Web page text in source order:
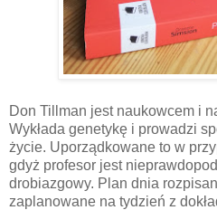
Don Tillman jest naukowcem i
Wykłada genetykę i prowadzi
życie. Uporządkowane to w
gdyż profesor jest
drobiazgowy. Plan dnia
zaplanowane na tydzień z